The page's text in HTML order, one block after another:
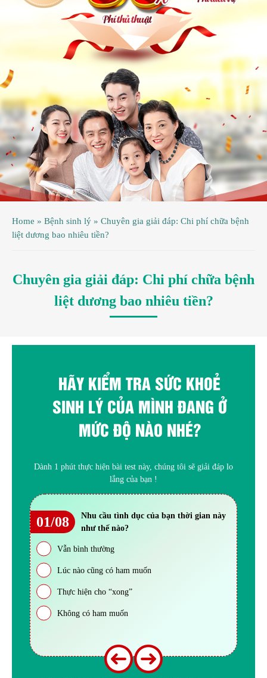
Home » Bệnh sinh lý» Chuyên gia giải đáp: Chi phí chữa bệnh
liệt dương bao nhiêu tiền?
Chuyên gia giải đáp: Chi phí chữa bệnh
liệt dương bao nhiêu tiền?
HÃY KIỂM TRA SỨC KHOẺ
SINH LÝ CỦA MÌNH ĐANG Ở
MỨC ĐỘ NÀO NHÉ?
Dành 1 phút thực hiện bài test này, chúng tôi sẽ giải đáp lo
lắng của bạn !
01/08
Nhu cầu tình dục của bạn thời gian này
như thế nào?
Vẫn bình thường
Lúc nào cũng có ham muốn
Thực hiện cho “xong”
Không có ham muốn